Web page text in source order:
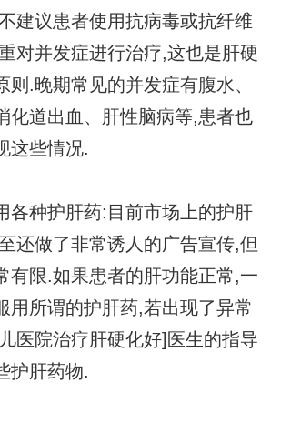
建议患者使用抗病毒或抗纤维
对并发症进行治疗,这也是肝硬
则.晚期常见的并发症有腹水、
化道出血、肝性脑病等,患者也
这些情况.
种护肝药:目前市场上的护肝
还做了非常诱人的广告宣传,但
有限.如果患者的肝功能正常,一
用所谓的护肝药,若出现了异常
医院治疗肝硬化好]医生的指导
护肝药物.